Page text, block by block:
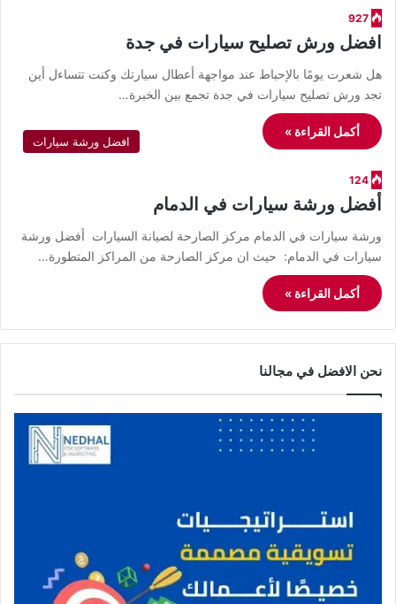
927
افضل ورش تصليح سيارات في جدة
هل شعرت يومًا بالإحباط عند مواجهة أعطال سيارتك وكنت تتساءل أين
تجد ورش تصليح سيارات في جدة تجمع بين الخبرة…
أكمل القراءة »
افضل ورشة سيارات
124
أفضل ورشة سيارات في الدمام
ورشة سيارات في الدمام مركز الصارحة لصيانة السيارات أفضل ورشة
سيارات في الدمام: حيث ان مركز الصارحة من المراكز المتطورة…
أكمل القراءة »
نحن الافضل في مجالنا